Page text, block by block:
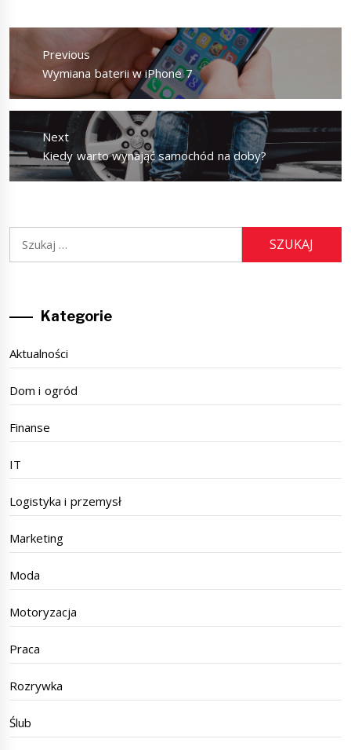
Nawigacja
wpisuPrevious
Previous
post:
Wymiana baterii w iPhone 7
Next
Next
post:
Kiedy warto wynająć samochód na doby?
Kategorie
Aktualności
Dom i ogród
Finanse
IT
Logistyka i przemysł
Marketing
Moda
Motoryzacja
Praca
Rozrywka
Ślub